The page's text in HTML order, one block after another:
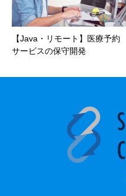
【Java・リモート】医療予約
サービスの保守開発